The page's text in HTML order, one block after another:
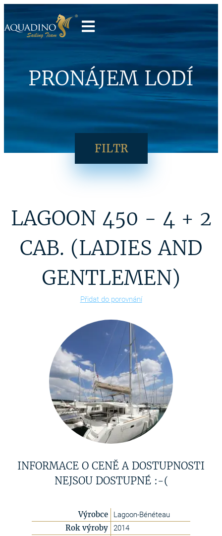
PRONÁJEM LODÍ
FILTR
LAGOON 450 - 4 + 2
CAB. (LADIES AND
GENTLEMEN)
Přidat do porovnání
INFORMACE O CENĚ A DOSTUPNOSTI
NEJSOU DOSTUPNÉ :-(
Výrobce Lagoon-Bénéteau
Rok výroby 2014